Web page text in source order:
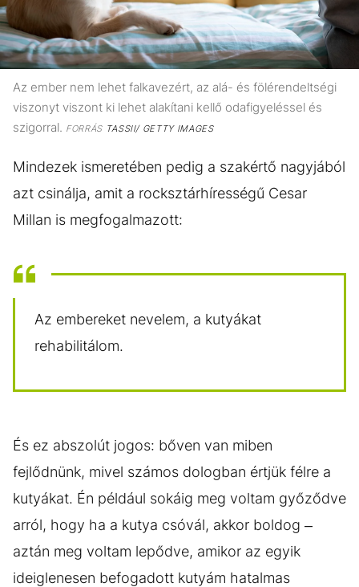
Az ember nem lehet falkavezért, az alá- és fölérendeltségi
viszonyt viszont ki lehet alakítani kellő odafigyeléssel és
szigorral. FORRÁSTASSII/ GETTY IMAGES
Mindezek ismeretében pedig a szakértő nagyjából
azt csinálja, amit a rocksztárhírességű Cesar
Millan is megfogalmazott:
Az embereket nevelem, a kutyákat
rehabilitálom.
És ez abszolút jogos: bőven van miben
fejlődnünk, mivel számos dologban értjük félre a
kutyákat. Én például sokáig meg voltam győződve
arról, hogy ha a kutya csóvál, akkor boldog –
aztán meg voltam lepődve, amikor az egyik
ideiglenesen befogadott kutyám hatalmas